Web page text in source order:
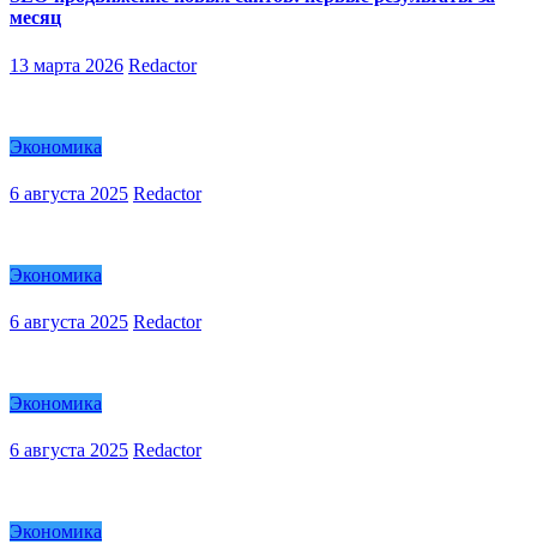
месяц
13 марта 2026 Redactor
Экономика
6 августа 2025 Redactor
Экономика
6 августа 2025 Redactor
Экономика
6 августа 2025 Redactor
Экономика